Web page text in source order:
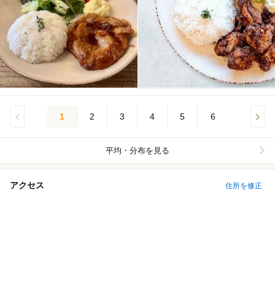
1 2 3 4 5 6
平均・分布を見る
アクセス 住所を修正